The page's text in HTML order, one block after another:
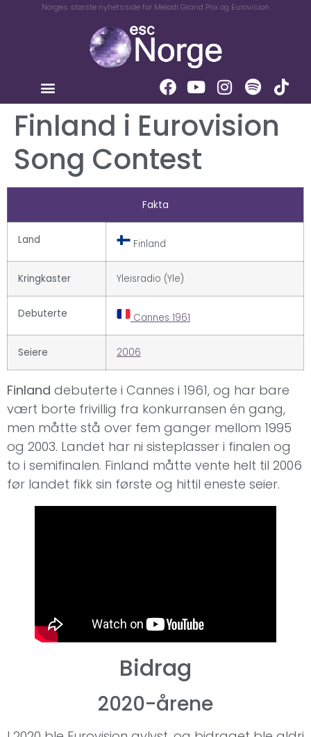
Norges største nyhetsside for Melodi Grand Prix og Eurovision
Finland i Eurovision
Song Contest
Fakta
Land Finland
Kringkaster Yleisradio (Yle)
Debuterte Cannes 1961
Seiere 2006
Finland debuterte i Cannes i 1961, og har bare
vært borte frivillig fra konkurransen én gang,
men måtte stå over fem ganger mellom 1995
og 2003. Landet har ni sisteplasser i finalen og
to i semifinalen. Finland måtte vente helt til 2006
før landet fikk sin første og hittil eneste seier.
Bidrag
2020-årene